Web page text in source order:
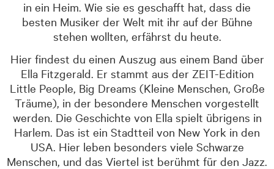
in ein Heim. Wie sie es geschafft hat, dass die
besten Musiker der Welt mit ihr auf der Bühne
stehen wollten, erfährst du heute.
Hier findest du einen Auszug aus einem Band über
Ella Fitzgerald. Er stammt aus der ZEIT-Edition
Little People, Big Dreams (Kleine Menschen, Große
Träume), in der besondere Menschen vorgestellt
werden. Die Geschichte von Ella spielt übrigens in
Harlem. Das ist ein Stadtteil von New York in den
USA. Hier leben besonders viele Schwarze
Menschen, und das Viertel ist berühmt für den Jazz.